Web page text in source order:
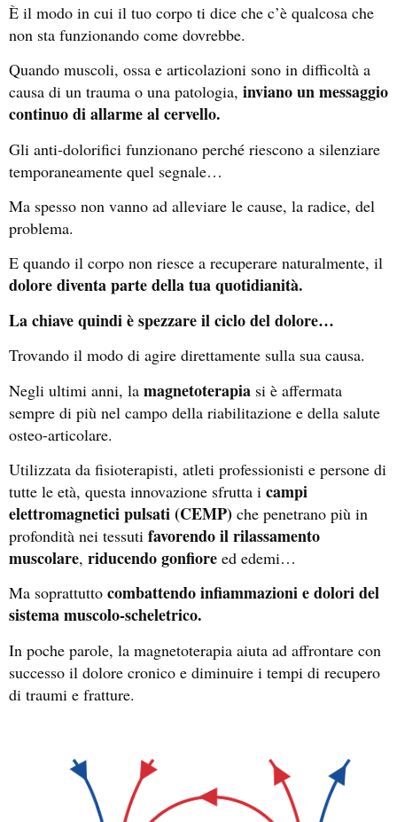
È il modo in cui il tuo corpo ti dice che c’è qualcosa che
non sta funzionando come dovrebbe.
Quando muscoli, ossa e articolazioni sono in difficoltà a
causa di un trauma o una patologia, inviano un messaggio
continuo di allarme al cervello.
Gli anti-dolorifici funzionano perché riescono a silenziare
temporaneamente quel segnale…
Ma spesso non vanno ad alleviare le cause, la radice, del
problema.
E quando il corpo non riesce a recuperare naturalmente, il
dolore diventa parte della tua quotidianità.
La chiave quindi è spezzare il ciclo del dolore…
Trovando il modo di agire direttamente sulla sua causa.
Negli ultimi anni, la magnetoterapia si è affermata
sempre di più nel campo della riabilitazione e della salute
osteo-articolare.
Utilizzata da fisioterapisti, atleti professionisti e persone di
tutte le età, questa innovazione sfrutta i campi
elettromagnetici pulsati (CEMP) che penetrano più in
profondità nei tessuti favorendo il rilassamento
muscolare, riducendo gonfiore ed edemi…
Ma soprattutto combattendo infiammazioni e dolori del
sistema muscolo-scheletrico.
In poche parole, la magnetoterapia aiuta ad affrontare con
successo il dolore cronico e diminuire i tempi di recupero
di traumi e fratture.